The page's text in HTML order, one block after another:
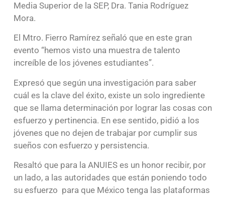
Media Superior de la SEP, Dra. Tania Rodríguez
Mora.
El Mtro. Fierro Ramírez señaló que en este gran
evento “hemos visto una muestra de talento
increíble de los jóvenes estudiantes”.
Expresó que según una investigación para saber
cuál es la clave del éxito, existe un solo ingrediente
que se llama determinación por lograr las cosas con
esfuerzo y pertinencia. En ese sentido, pidió a los
jóvenes que no dejen de trabajar por cumplir sus
sueños con esfuerzo y persistencia.
Resaltó que para la ANUIES es un honor recibir, por
un lado, a las autoridades que están poniendo todo
su esfuerzo para que México tenga las plataformas